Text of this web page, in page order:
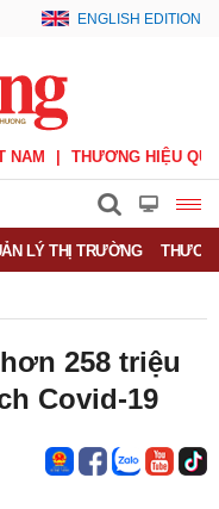
ENGLISH EDITION
NAM THƯƠNG HIỆU
LÝ THỊ TRƯỜNG
258 triệu
Covid-19